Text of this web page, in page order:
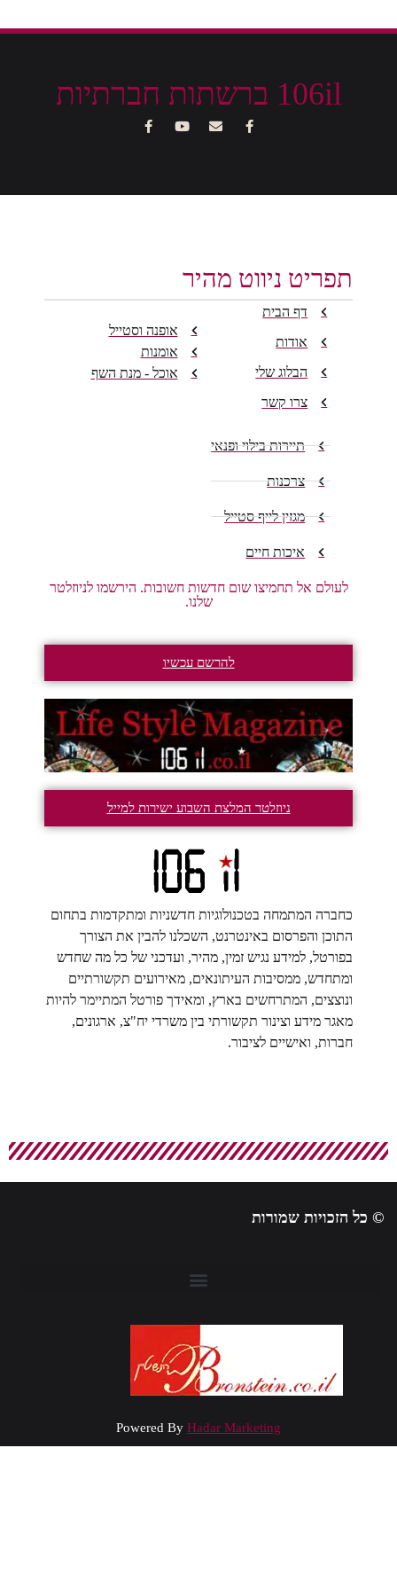
106il ברשתות חברתיות
תפריט ניווט מהיר
דף הבית
אודות
הבלוג שלי
צרו קשר
אופנה וסטייל
אומנות
אוכל - מנת השף
תיירות בילוי ופנאי
צרכנות
מגזין לייף סטייל
איכות חיים
לעולם אל תחמיצו שום חדשות חשובות. הירשמו לניוזלטר
שלנו.
להרשם עכשיו
ניוזלטר המלצת השבוע ישירות למייל
כחברה המתמחה בטכנולוגיות חדשניות ומתקדמות בתחום
התוכן והפרסום באינטרנט, השכלנו להבין את הצורך
בפורטל, למידע נגיש זמין, מהיר, ועדכני של כל מה שחדש
ומתחדש, ממסיבות העיתונאים, מאירועים תקשורתיים
ונוצצים, המתרחשים בארץ, ומאידך פורטל המתיימר להיות
מאגר מידע וצינור תקשורתי בין משרדי יח"צ, ארגונים,
חברות, ואישיים לציבור.
כל הזכויות שמורות
Powered ByHadar Marketing